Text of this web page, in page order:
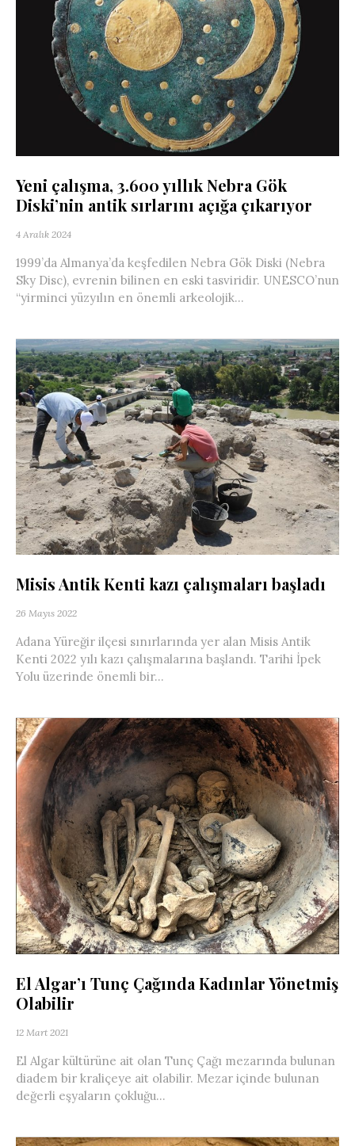
Yeni çalışma, 3.600 yıllık Nebra Gök
Diski’nin antik sırlarını açığa çıkarıyor
4 Aralık 2024
1999’da Almanya’da keşfedilen Nebra Gök Diski (Nebra
Sky Disc), evrenin bilinen en eski tasviridir. UNESCO’nun
“yirminci yüzyılın en önemli arkeolojik...
Misis Antik Kenti kazı çalışmaları başladı
26 Mayıs 2022
Adana Yüreğir ilçesi sınırlarında yer alan Misis Antik
Kenti 2022 yılı kazı çalışmalarına başlandı. Tarihi İpek
Yolu üzerinde önemli bir...
El Algar’ı Tunç Çağında Kadınlar Yönetmiş
Olabilir
12 Mart 2021
El Algar kültürüne ait olan Tunç Çağı mezarında bulunan
diadem bir kraliçeye ait olabilir. Mezar içinde bulunan
değerli eşyaların çokluğu...